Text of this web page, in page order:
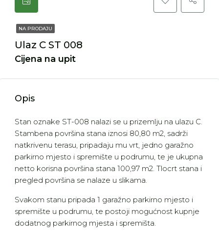
NA PRODAJU
Ulaz C ST 008
Cijena na upit
Opis
Stan oznake ST-008 nalazi se u prizemlju na ulazu C.
Stambena površina stana iznosi 80,80 m2, sadrži
natkrivenu terasu, pripadaju mu vrt, jedno garažno
parkirno mjesto i spremište u podrumu, te je ukupna
netto korisna površina stana 100,97 m2. Tlocrt stana i
pregled površina se nalaze u slikama.
Svakom stanu pripada 1 garažno parkirno mjesto i
spremište u podrumu, te postoji mogućnost kupnje
dodatnog parkirnog mjesta i spremišta.